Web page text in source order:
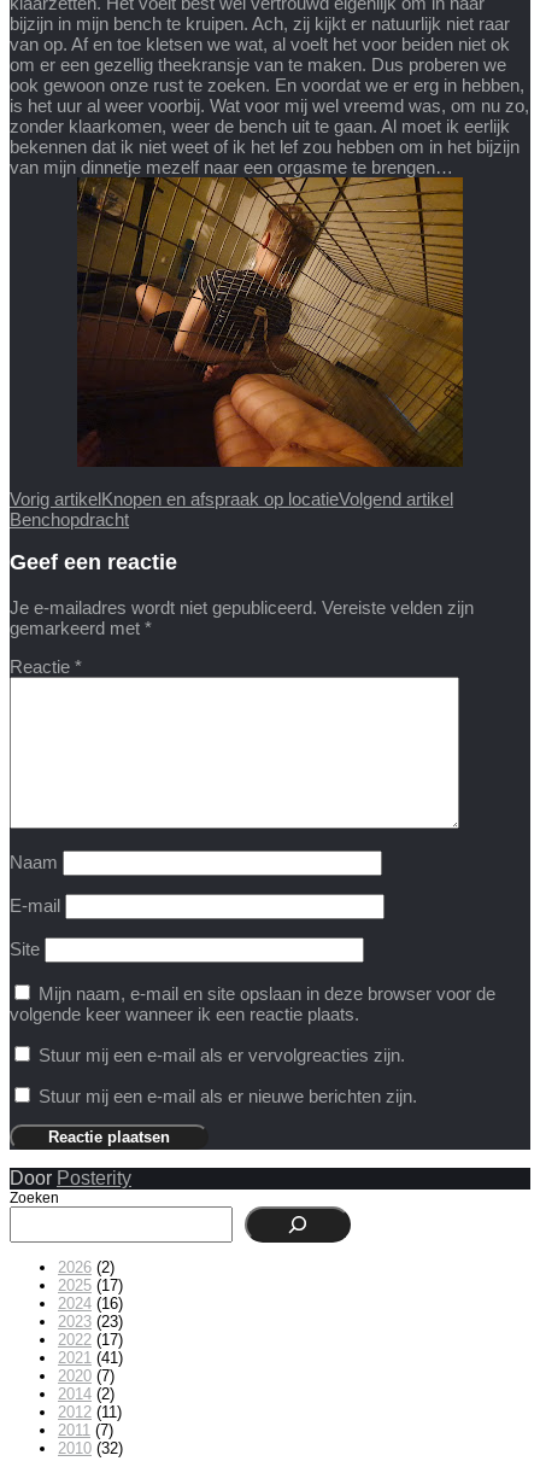
bijzijn in mijn bench te kruipen. Ach, zij kijkt er natuurlijk niet raar
van op. Af en toe kletsen we wat, al voelt het voor beiden niet ok
om er een gezellig theekransje van te maken. Dus proberen we
ook gewoon onze rust te zoeken. En voordat we er erg in hebben,
is het uur al weer voorbij. Wat voor mij wel vreemd was, om nu zo,
zonder klaarkomen, weer de bench uit te gaan. Al moet ik eerlijk
bekennen dat ik niet weet of ik het lef zou hebben om in het bijzijn
van mijn dinnetje mezelf naar een orgasme te brengen…
Vorig artikelKnopen en afspraak op locatieVolgend artikel
Benchopdracht
Geef een reactie
Je e-mailadres wordt niet gepubliceerd. Vereiste velden zijn
gemarkeerd met *
Reactie *
Naam
E-mail
Site
Mijn naam, e-mail en site opslaan in deze browser voor de
volgende keer wanneer ik een reactie plaats.
Stuur mij een e-mail als er vervolgreacties zijn.
Stuur mij een e-mail als er nieuwe berichten zijn.
Door Posterity
Zoeken
2026 (2)
2025 (17)
2024 (16)
2023 (23)
2022 (17)
2021 (41)
2020 (7)
2014 (2)
2012 (11)
2011 (7)
2010 (32)